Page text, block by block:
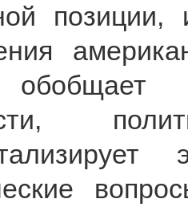
позиции,